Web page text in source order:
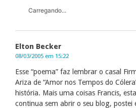
Carregando...
Elton Becker
08/03/2005 em 15:22
Esse “poema” faz lembrar o casal
Ariza de “Amor nos Tempos do
história. Mais uma coisas Francis,
continua sem abrir o seu blog, postei